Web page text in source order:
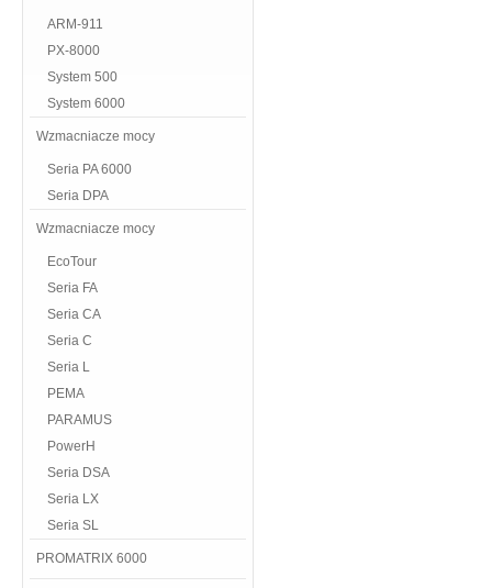
ARM-911
PX-8000
System 500
System 6000
Wzmacniacze mocy
Seria PA 6000
Seria DPA
Wzmacniacze mocy
EcoTour
Seria FA
Seria CA
Seria C
Seria L
PEMA
PARAMUS
PowerH
Seria DSA
Seria LX
Seria SL
PROMATRIX 6000